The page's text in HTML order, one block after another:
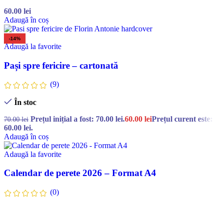
60.00 lei
Adaugă în coș
-14%
Adaugă la favorite
Pași spre fericire – cartonată
(9)
În stoc
70.00lei Prețul inițial a fost: 70.00 lei.60.00 leiPrețul curent este:
60.00 lei.
Adaugă în coș
Adaugă la favorite
Calendar de perete 2026 – Format A4
(0)